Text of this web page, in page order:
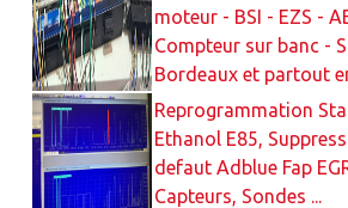
moteur - BSI - EZS -
Compteur sur banc -
Bordeaux et partout
Reprogrammation
Ethanol E85,
defaut Adblue Fap
Capteurs, Sondes ...